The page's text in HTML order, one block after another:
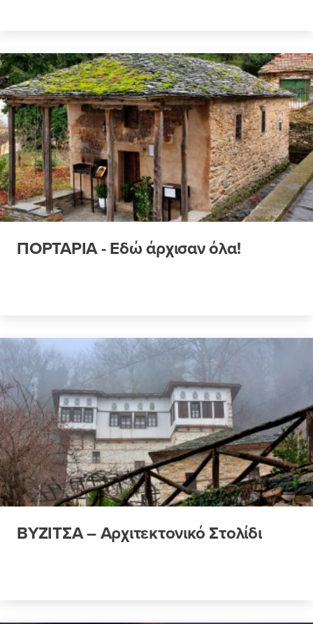
ΠΟΡΤΑΡΙΑ - Εδώ άρχισαν όλα!
ΒΥΖΙΤΣΑ – Αρχιτεκτονικό Στολίδι